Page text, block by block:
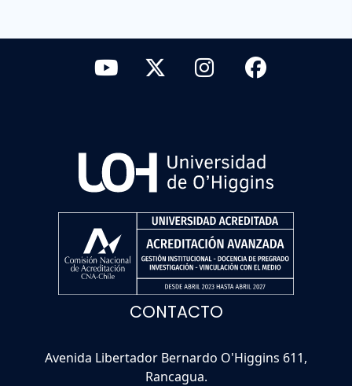
CONTACTO
Avenida Libertador Bernardo O'Higgins 611,
Rancagua.